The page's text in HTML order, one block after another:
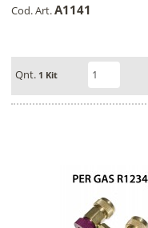
Cod. Art.A1141
Qnt. 1 Kit